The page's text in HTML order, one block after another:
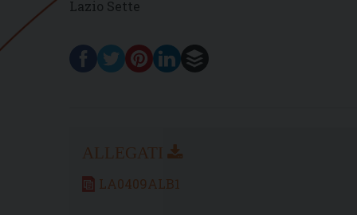
Lazio Sette
LA0409ALB1